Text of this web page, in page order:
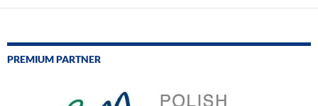
PREMIUM PARTNER